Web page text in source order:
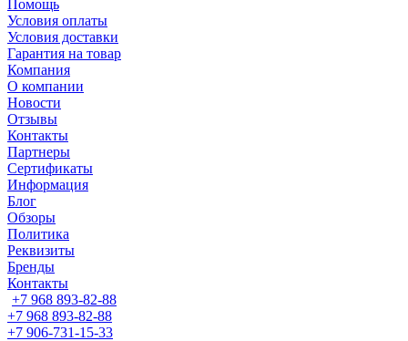
Помощь
Условия оплаты
Условия доставки
Гарантия на товар
Компания
О компании
Новости
Отзывы
Контакты
Партнеры
Сертификаты
Информация
Блог
Обзоры
Политика
Реквизиты
Бренды
Контакты
+7 968 893-82-88
+7 968 893-82-88
+7 906-731-15-33